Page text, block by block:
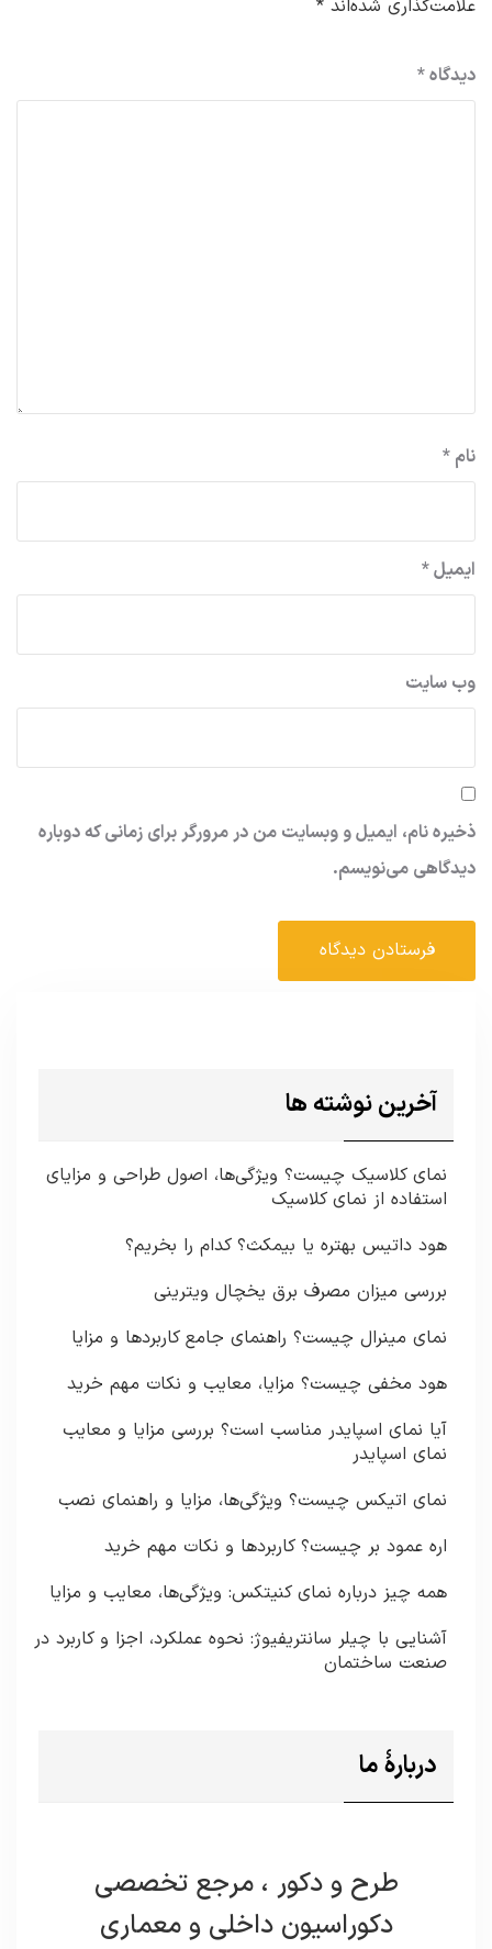
علامت‌گذاری شده‌اند *
دیدگاه*
نام *
ایمیل*
وب‌ سایت
ذخیره نام، ایمیل و وبسایت من در مرورگر برای زمانی که دوباره
دیدگاهی می‌نویسم.
آخرین نوشته ها
نمای کلاسیک چیست؟ ویژگی‌ها، اصول طراحی و مزایای
استفاده از نمای کلاسیک
هود داتیس بهتره یا بیمکث؟ کدام را بخریم؟
بررسی میزان مصرف برق یخچال ویترینی
نمای مینرال چیست؟ راهنمای جامع کاربردها و مزایا
هود مخفی چیست؟ مزایا، معایب و نکات مهم خرید
آیا نمای اسپایدر مناسب است؟ بررسی مزایا و معایب
نمای اسپایدر
نمای اتیکس چیست؟ ویژگی‌ها، مزایا و راهنمای نصب
اره عمود بر چیست؟ کاربردها و نکات مهم خرید
همه چیز درباره نمای کنیتکس: ویژگی‌ها، معایب و مزایا
آشنایی با چیلر سانتریفیوژ: نحوه عملکرد، اجزا و کاربرد در
صنعت ساختمان
دربارۀ ما
طرح و دکور ، مرجع تخصصی
دکوراسیون داخلی و معماری